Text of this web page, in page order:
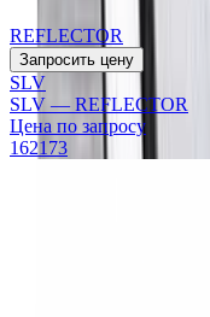
REFLECTOR
Запросить цену
SLV
SLV — REFLECTOR
Цена по запросу
162173